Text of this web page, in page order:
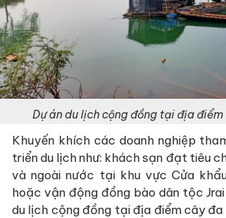
Dự án du lịch cộng đồng tại địa
Khuyến khích các doanh nghiệp
triển du lịch như: khách sạn đạt tiêu
và ngoài nước tại khu vực Cửa
hoặc vận động đồng bào dân tộc
du lịch cộng đồng tại địa điểm cây